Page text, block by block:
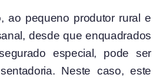
ao pequeno produtor rural e
desde que enquadrados
especial, pode ser
Neste caso, este